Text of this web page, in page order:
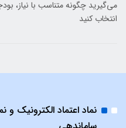
انتخاب کنید
نماد اعتماد الکترونیک و